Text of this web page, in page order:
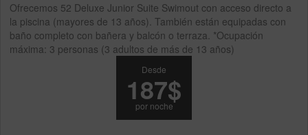
Ofrecemos 52 Deluxe Junior Suite Swimout con acceso directo a
la piscina (mayores de 13 años). También están equipadas con
baño completo con bañera y balcón o terraza. *Ocupación
máxima: 3 personas (3 adultos de más de 13 años)
Desde
187$
por noche